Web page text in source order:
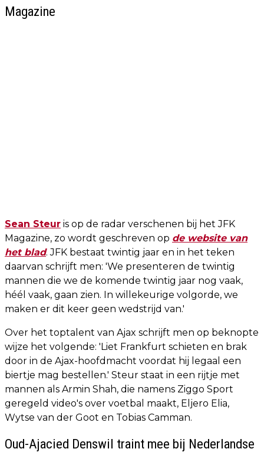
Magazine
Sean Steur is op de radar verschenen bij het JFK
Magazine, zo wordt geschreven op de website van
het blad. JFK bestaat twintig jaar en in het teken
daarvan schrijft men: 'We presenteren de twintig
mannen die we de komende twintig jaar nog vaak,
héél vaak, gaan zien. In willekeurige volgorde, we
maken er dit keer geen wedstrijd van.'
Over het toptalent van Ajax schrijft men op beknopte
wijze het volgende: 'Liet Frankfurt schieten en brak
door in de Ajax-hoofdmacht voordat hij legaal een
biertje mag bestellen.' Steur staat in een rijtje met
mannen als Armin Shah, die namens Ziggo Sport
geregeld video's over voetbal maakt, Eljero Elia,
Wytse van der Goot en Tobias Camman.
Oud-Ajacied Denswil traint mee bij Nederlandse